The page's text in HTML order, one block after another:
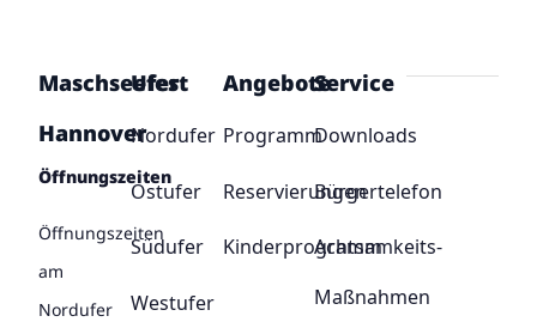
Maschseefest
Hannover
Öffnungszeiten
Öffnungszeiten
am
Nordufer
Ufer
Nordufer
Ostufer
Südufer
Westufer
Angebote
Programm
Reservierungen
Kinderprogramm
Service
Downloads
Bürgertelefon
Achtsamkeits-
Maßnahmen